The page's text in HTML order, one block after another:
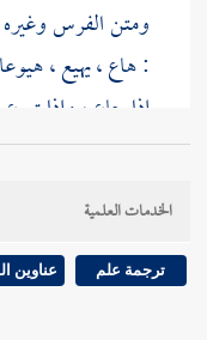
ومتن الفرس
: هاع ، يهيع ،
إذا جاع ، وإذا
يظن القتل فيها .
و ( الشعفة ) -
، وهي رؤوس
الخدمات العلمية
ترجمة علم عناوين